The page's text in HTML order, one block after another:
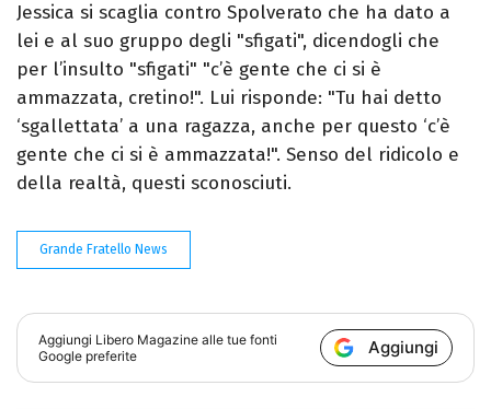
Jessica si scaglia contro Spolverato che ha dato a
lei e al suo gruppo degli "sfigati", dicendogli che
per l’insulto "sfigati" "c’è gente che ci si è
ammazzata, cretino!". Lui risponde: "Tu hai detto
‘sgallettata’ a una ragazza, anche per questo ‘c’è
gente che ci si è ammazzata!". Senso del ridicolo e
della realtà, questi sconosciuti.
Grande Fratello News
Aggiungi Libero Magazine alle tue fonti
Google preferite
Aggiungi